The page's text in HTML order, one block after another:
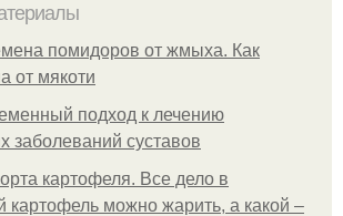
помидоров от жмыха. Как
от мякоти
подход к лечению
заболеваний суставов
картофеля. Все дело в
картофель можно жарить, а какой –